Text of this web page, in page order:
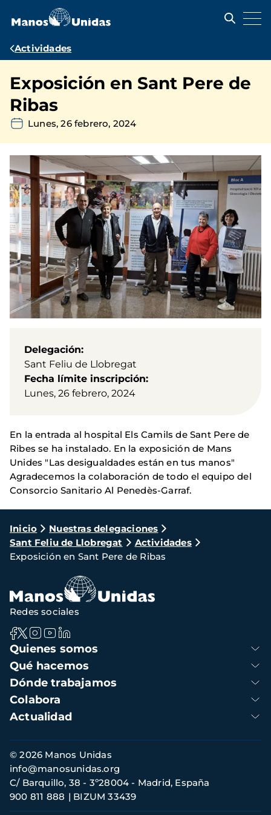
contenido
Ruta
navegación
Actividades
Exposición en Sant Pere de
Ribas
Lunes, 26 febrero, 2024
Delegación
Sant Feliu de Llobregat
Fecha límite inscripción
Lunes, 26 febrero, 2024
En la entrada al hospital Els Camils de Sant Pere de
Ribes se ha instalado. En la exposición de Mans
Unides "Las desigualdades están en tus manos"
Agradecemos la colaboración de todo el equipo del
Consorcio Sanitario Al Penedès-Garraf.
Ruta
de
navegación
Inicio
Nuestras delegaciones
Sant Feliu de Llobregat
Actividades
Exposición en Sant Pere de Ribas
Navegación
principal
Quienes somos
Qué hacemos
Dónde trabajamos
Colabora
Actualidad
Redes sociales
Información
de
contacto
© 2026 Manos Unidas
C/ Barquillo, 38 - 3º28004 - Madrid, España
900 811 888
BIZUM 33439
info@manosunidas.org